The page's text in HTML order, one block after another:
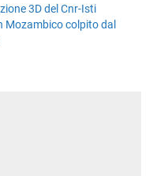
3D del Cnr-Isti
Mozambico colpito dal